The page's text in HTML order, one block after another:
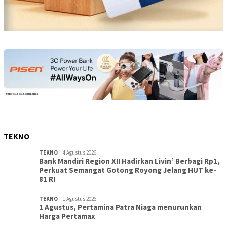
TEKNO
TEKNO 4 Agustus 2026
Bank Mandiri Region XII Hadirkan Livin’ Berbagi Rp1,
Perkuat Semangat Gotong Royong Jelang HUT ke-
81 RI
TEKNO 1 Agustus 2026
1 Agustus, Pertamina Patra Niaga menurunkan
Harga Pertamax